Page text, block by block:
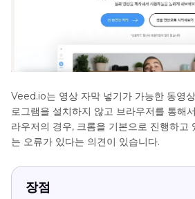
Veed.io는 영상 자막 넣기가 가능한 동영
로그램을 설치하지 않고 브라우저를 통해
라우저의 경우, 크롬을 기본으로 진행하고
는 오류가 있다는 의견이 있습니다.
장점